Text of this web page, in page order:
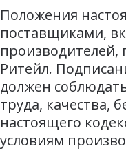
Положения
поставщиками,
Ритейл.
должен
труда, качества,
настоящего
условиям